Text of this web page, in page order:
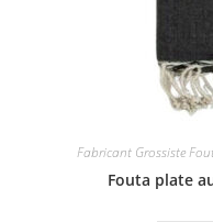
Fabricant Grossiste
Fouta plate